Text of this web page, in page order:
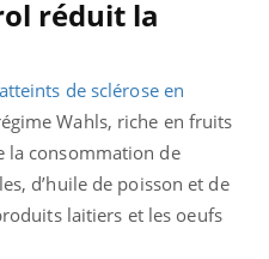
réduit la
atteints de sclérose en
Wahls, riche en fruits
la consommation de
d’huile de poisson et de
laitiers et les oeufs